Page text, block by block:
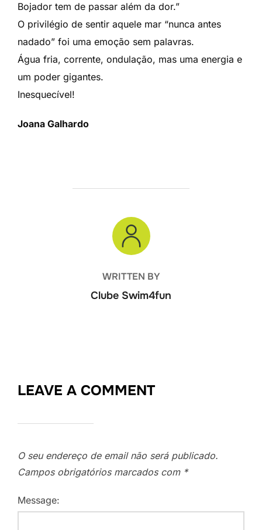
Bojador tem de passar além da dor.”
O privilégio de sentir aquele mar “nunca antes
nadado” foi uma emoção sem palavras.
Água fria, corrente, ondulação, mas uma energia e
um poder gigantes.
Inesquecível!
Joana Galhardo
POST AUTHOR
WRITTEN BY
Clube Swim4fun
LEAVE A COMMENT
O seu endereço de email não será publicado.
Campos obrigatórios marcados com *
Message: